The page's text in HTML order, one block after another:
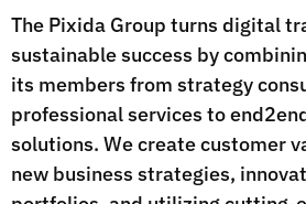
The Pixida Group turns digital
sustainable success by
its members from strategy
professional services to
solutions. We create customer
new business strategies,